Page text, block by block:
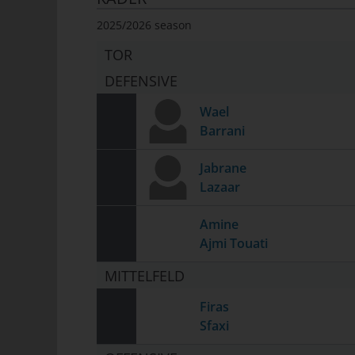
2025/2026 season
TOR
DEFENSIVE
Wael
Barrani
Jabrane
Lazaar
Amine
Ajmi Touati
MITTELFELD
Firas
Sfaxi